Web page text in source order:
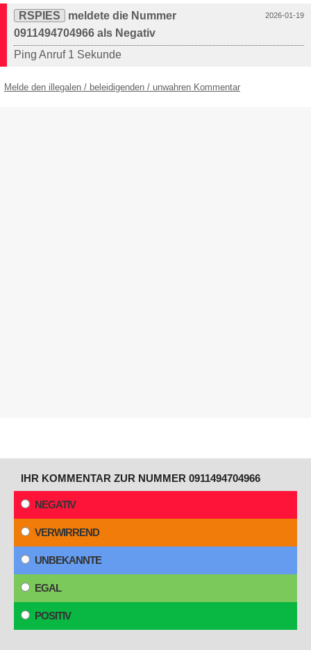
2026-01-19
RSPIES
meldete die Nummer
0911494704966 als Negativ
Ping Anruf 1 Sekunde
Melde den illegalen / beleidigenden / unwahren Kommentar
IHR KOMMENTAR ZUR NUMMER 0911494704966
NEGATIV
VERWIRREND
UNBEKANNTE
EGAL
POSITIV